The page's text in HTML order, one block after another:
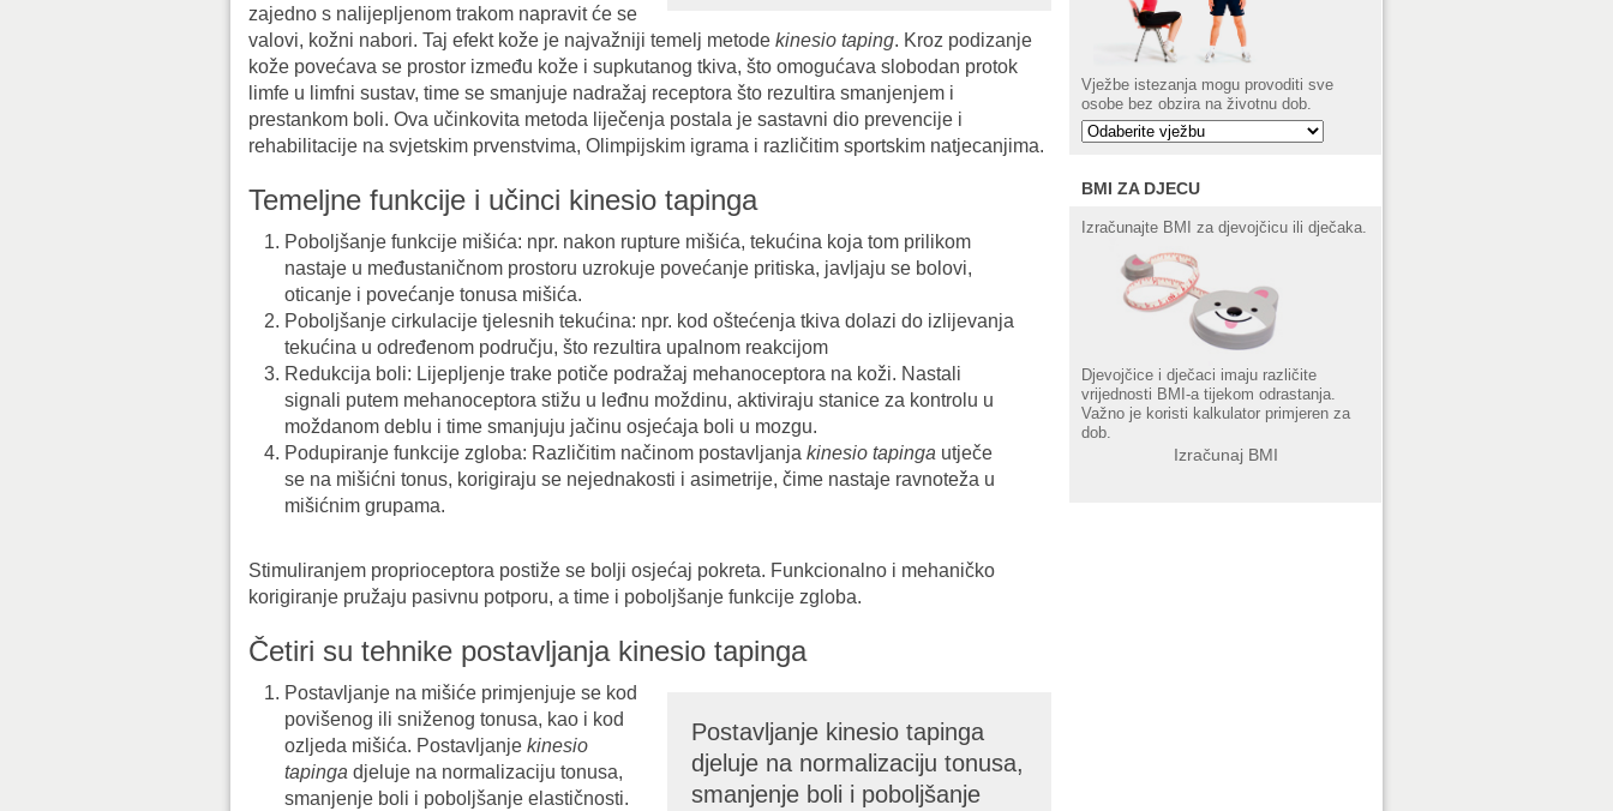
zajedno s nalijepljenom trakom napravit će se
valovi, kožni nabori. Taj efekt kože je najvažniji temelj metode kinesio taping. Kroz podizanje
kože povećava se prostor između kože i supkutanog tkiva, što omogućava slobodan protok
limfe u limfni sustav, time se smanjuje nadražaj receptora što rezultira smanjenjem i
prestankom boli. Ova učinkovita metoda liječenja postala je sastavni dio prevencije i
rehabilitacije na svjetskim prvenstvima, Olimpijskim igrama i različitim sportskim natjecanjima.
Temeljne funkcije i učinci kinesio tapinga
Poboljšanje funkcije mišića: npr. nakon rupture mišića, tekućina koja tom prilikom
nastaje u međustaničnom prostoru uzrokuje povećanje pritiska, javljaju se bolovi,
oticanje i povećanje tonusa mišića.
Poboljšanje cirkulacije tjelesnih tekućina: npr. kod oštećenja tkiva dolazi do izlijevanja
tekućina u određenom području, što rezultira upalnom reakcijom
Redukcija boli: Lijepljenje trake potiče podražaj mehanoceptora na koži. Nastali
signali putem mehanoceptora stižu u leđnu moždinu, aktiviraju stanice za kontrolu u
moždanom deblu i time smanjuju jačinu osjećaja boli u mozgu.
Podupiranje funkcije zgloba: Različitim načinom postavljanja kinesio tapinga utječe
se na mišićni tonus, korigiraju se nejednakosti i asimetrije, čime nastaje ravnoteža u
mišićnim grupama.
Stimuliranjem proprioceptora postiže se bolji osjećaj pokreta. Funkcionalno i mehaničko
korigiranje pružaju pasivnu potporu, a time i poboljšanje funkcije zgloba.
Četiri su tehnike postavljanja kinesio tapinga
Postavljanje kinesio tapinga
djeluje na normalizaciju tonusa,
smanjenje boli i poboljšanje
Postavljanje na mišiće primjenjuje se kod
povišenog ili sniženog tonusa, kao i kod
ozljeda mišića. Postavljanje kinesio
tapinga djeluje na normalizaciju tonusa,
smanjenje boli i poboljšanje elastičnosti.
Vježbe istezanja mogu provoditi sve
osobe bez obzira na životnu dob.
BMI ZA DJECU
Izračunajte BMI za djevojčicu ili dječaka.
Djevojčice i dječaci imaju različite
vrijednosti BMI-a tijekom odrastanja.
Važno je koristi kalkulator primjeren za
dob.
Izračunaj BMI